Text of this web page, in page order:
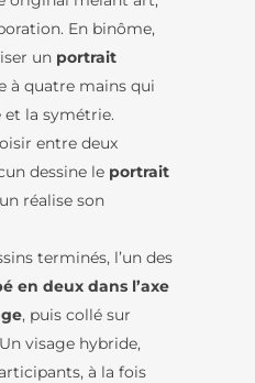
En binôme,
un portrait
à quatre mains qui
et la symétrie.
entre deux
dessine le portrait
réalise son
terminés, l’un des
en deux dans l’axe
, puis collé sur
visage hybride,
à la fois